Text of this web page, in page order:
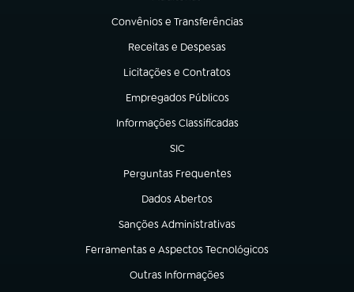
Convênios e Transferências
(abre em nova aba)
Receitas e Despesas
(abre em nova aba)
Licitações e Contratos
(abre em nova aba)
Empregados Públicos
(abre em nova aba)
Informações Classificadas
(abre em nova aba)
SIC
(abre em nova aba)
Perguntas Frequentes
(abre em nova aba)
Dados Abertos
(abre em nova aba)
Sanções Administrativas
(abre em nova aba)
Ferramentas e Aspectos Tecnológicos
(abre em nova aba)
Outras Informações
(abre em nova aba)